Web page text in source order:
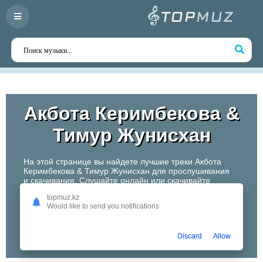
Акбота Керимбекова &
Тимур Жунисхан
На этой странице вы найдете лучшие треки Акбота
Керимбекова & Тимур Жунисхан для прослушивания
и скачивания. Слушайте онлайн или скачивайте
для себя творчество одного из самых перспективных
артистов Казахстана!
topmuz.kz
Would like to send you notifications
Discard Allow